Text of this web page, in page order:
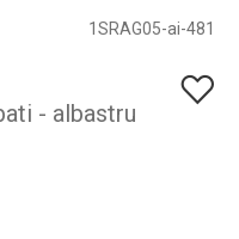
1SRAG05-ai-481
- albastru